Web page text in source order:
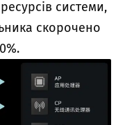
системи,
скорочено